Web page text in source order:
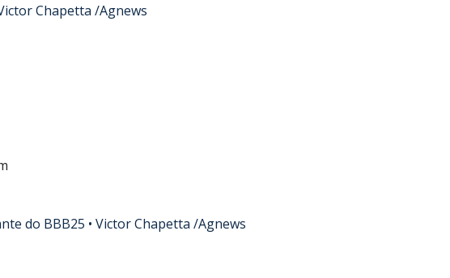
Chapetta /Agnews
do BBB25 • Victor Chapetta /Agnews